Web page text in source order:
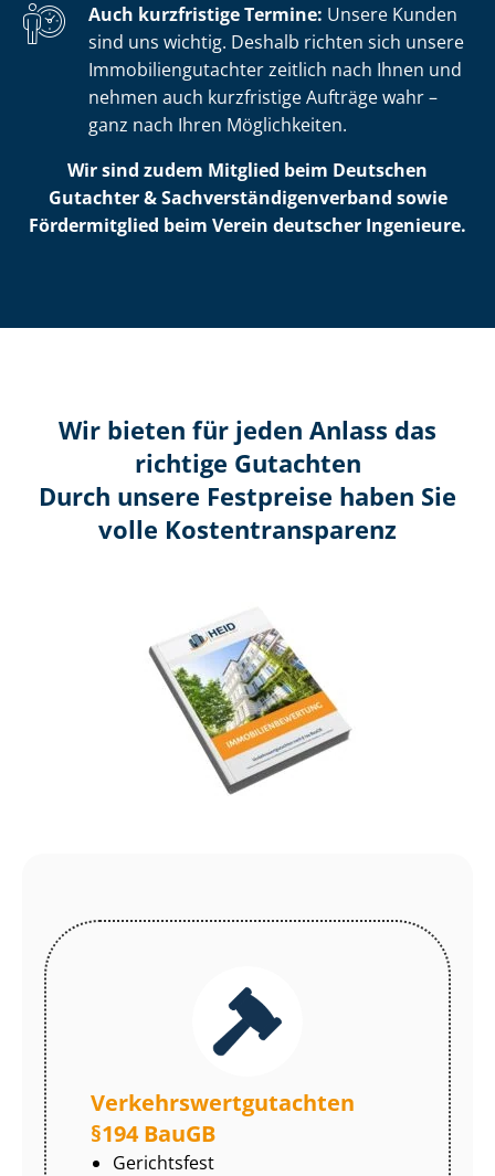
Auch kurzfristige Termine: Unsere Kunden
sind uns wichtig. Deshalb richten sich unsere
Im­mo­bi­li­en­gut­ach­ter zeitlich nach Ihnen und
nehmen auch kurzfristige Aufträge wahr –
ganz nach Ihren Möglichkeiten.
Wir sind zudem Mitglied beim Deutschen
Gutachter & Sach­ver­stän­di­gen­ver­band sowie
Fördermitglied beim Verein deutscher Ingenieure.
Wir bieten für jeden Anlass das
richtige Gutachten
Durch unsere Festpreise haben Sie
volle Kosten­transparenz
Ver­kehrs­wert­gut­ach­ten
§194 BauGB
Gerichtsfest